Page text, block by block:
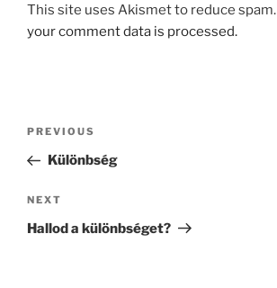
This site uses Akismet to reduce spam.
your comment data is processed.
Previous
Post
PREVIOUS
Különbség
Next
Post
NEXT
Hallod a különbséget?